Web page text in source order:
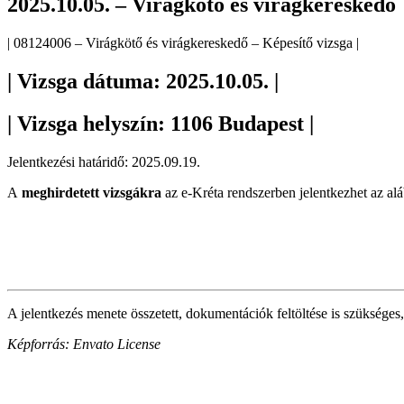
2025.10.05. – Virágkötő és virágkereskedő
| 08124006 – Virágkötő és virágkereskedő – Képesítő vizsga |
| Vizsga dátuma: 2025.10.05. |
| Vizsga helyszín: 1106 Budapest |
Jelentkezési határidő: 2025.09.19.
A meghirdetett vizsgákra az e-Kréta rendszerben jelentkezhet az
A jelentkezés menete összetett, dokumentációk feltöltése is
Képforrás: Envato License